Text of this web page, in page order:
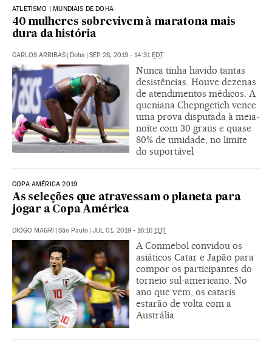
ATLETISMO | MUNDIAIS DE DOHA
40 mulheres sobrevivem à maratona mais
dura da história
CARLOS ARRIBAS | Doha | SEP 28, 2019 - 14:31EDT
Nunca tinha havido tantas
desistências. Houve dezenas
de atendimentos médicos. A
queniana Chepngetich vence
uma prova disputada à meia-
noite com 30 graus e quase
80% de umidade, no limite
do suportável
COPA AMÉRICA 2019
As seleções que atravessam o planeta para
jogar a Copa América
DIOGO MAGRI | São Paulo | JUL 01, 2019 - 16:16 EDT
A Conmebol convidou os
asiáticos Catar e Japão para
compor os participantes do
torneio sul-americano. No
ano que vem, os cataris
estarão de volta com a
Austrália